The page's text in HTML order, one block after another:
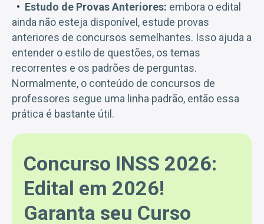
Estudo de Provas Anteriores: embora o edital
ainda não esteja disponível, estude provas
anteriores de concursos semelhantes. Isso ajuda a
entender o estilo de questões, os temas
recorrentes e os padrões de perguntas.
Normalmente, o conteúdo de concursos de
professores segue uma linha padrão, então essa
prática é bastante útil.
Concurso INSS 2026:
Edital em 2026!
Garanta seu Curso